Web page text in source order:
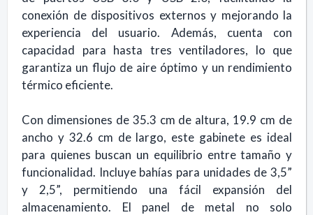
conexión de dispositivos externos y mejorando la
experiencia del usuario. Además, cuenta con
capacidad para hasta tres ventiladores, lo que
garantiza un flujo de aire óptimo y un rendimiento
térmico eficiente.
Con dimensiones de 35.3 cm de altura, 19.9 cm de
ancho y 32.6 cm de largo, este gabinete es ideal
para quienes buscan un equilibrio entre tamaño y
funcionalidad. Incluye bahías para unidades de 3,5”
y 2,5”, permitiendo una fácil expansión del
almacenamiento. El panel de metal no solo